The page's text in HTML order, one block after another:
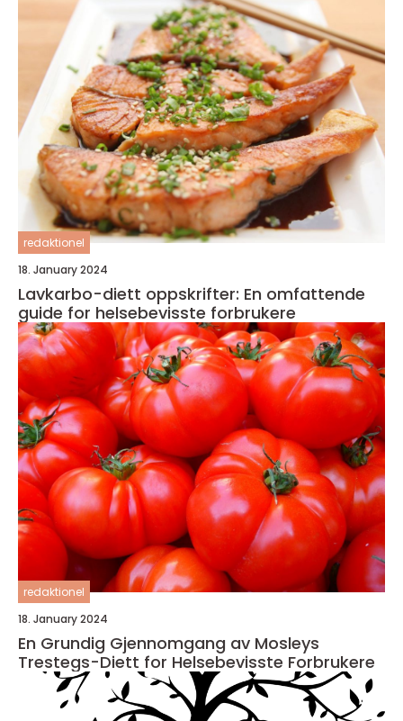
redaktionel
18. January 2024
Lavkarbo-diett oppskrifter: En omfattende
guide for helsebevisste forbrukere
redaktionel
18. January 2024
En Grundig Gjennomgang av Mosleys
Trestegs-Diett for Helsebevisste Forbrukere